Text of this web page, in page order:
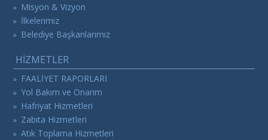
» Misyon & Vizyon
» İlkelerimiz
» Belediye Başkanlarımız
HİZMETLER
» FAALİYET RAPORLARI
» Yol Bakım ve Onarım
» Hafriyat Hizmetleri
» Zabıta Hizmetleri
» Atık Toplama Hizmetleri